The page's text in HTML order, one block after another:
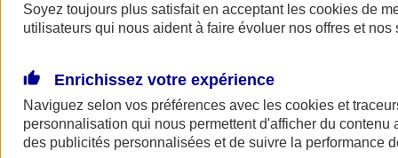
Soyez toujours plus satisfait en acceptant les cookies de
utilisateurs qui nous aident à faire évoluer nos offres et nos
Enrichissez votre expérience
Naviguez selon vos préférences avec les cookies et
personnalisation qui nous permettent d'afficher du contenu
des publicités personnalisées et de suivre la performance